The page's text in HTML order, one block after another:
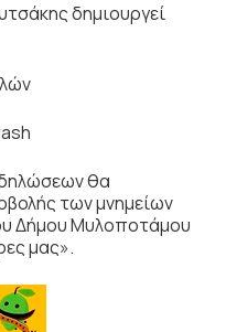
δημιουργεί
θα
των μνημείων
Δήμου Μυλοποτάμου
μας».